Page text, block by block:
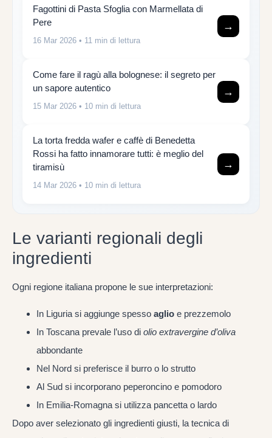
Fagottini di Pasta Sfoglia con Marmellata di
Pere
16 Mar 2026 • 11 min di lettura
→
Come fare il ragù alla bolognese: il segreto per
un sapore autentico
15 Mar 2026 • 10 min di lettura
→
La torta fredda wafer e caffè di Benedetta
Rossi ha fatto innamorare tutti: è meglio del
tiramisù
14 Mar 2026 • 10 min di lettura
→
Le varianti regionali degli
ingredienti
Ogni regione italiana propone le sue interpretazioni:
In Liguria si aggiunge spesso aglio e prezzemolo
In Toscana prevale l’uso di olio extravergine d’oliva
abbondante
Nel Nord si preferisce il burro o lo strutto
Al Sud si incorporano peperoncino e pomodoro
In Emilia-Romagna si utilizza pancetta o lardo
Dopo aver selezionato gli ingredienti giusti, la tecnica di